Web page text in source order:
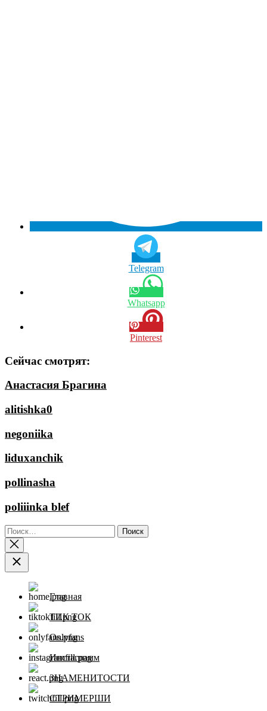
Telegram
Whatsapp
Pinterest
Сейчас смотрят:
Анастасия Брагина
alitishka0
negoniika
liduxanchik
pollinasha
poliiinka blef
Найти:
Главная
ТИК ТОК
Onlyfans
Инстаграмм
ЗНАМЕНИТОСТИ
СТРИМЕРШИ